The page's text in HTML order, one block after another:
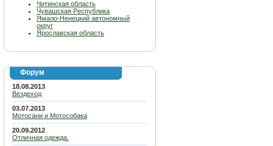
Читинская область
Чувашская Республика
Ямало-Ненецкий автономный
округ
Ярославская область
Форум
18.08.2013
Вездеход
03.07.2013
Мотосани и Мотособака
20.09.2012
Отличная одежда.